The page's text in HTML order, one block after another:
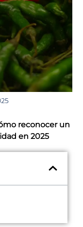
reconocer un
en 2025